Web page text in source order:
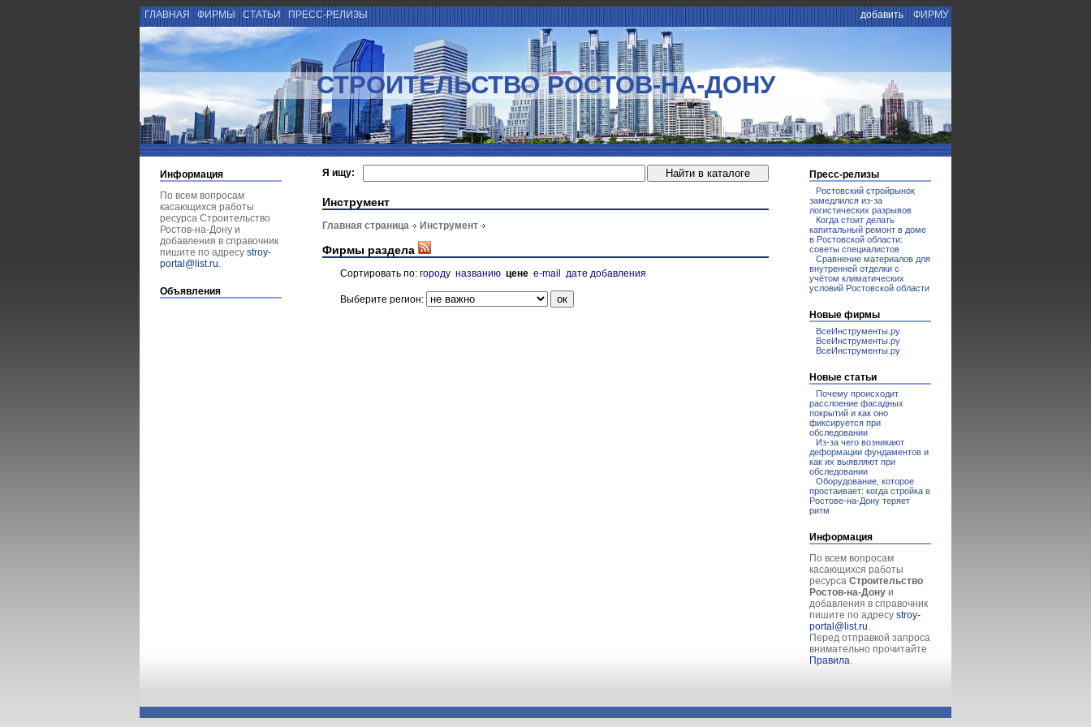
ГЛАВНАЯ ФИРМЫ СТАТЬИ ПРЕСС-РЕЛИЗЫ добавить ФИРМУ
СТРОИТЕЛЬСТВО РОСТОВ-НА-ДОНУ
Информация
По всем вопросам
касающихся работы
ресурса Строительство
Ростов-на-Дону и
добавления в справочник
пишите по адресу stroy-
portal@list.ru.
Объявления
Я ищу:
Инструмент
Главная страница Инструмент
Фирмы раздела
Сортировать по: городу названию цене e-mail дате добавления
Выберите регион:
Пресс-релизы
Ростовский стройрынок
замедлился из-за
логистических разрывов
Когда стоит делать
капитальный ремонт в доме
в Ростовской области:
советы специалистов
Сравнение материалов для
внутренней отделки с
учётом климатических
условий Ростовской области
Новые фирмы
ВсеИнструменты.ру
ВсеИнструменты.ру
ВсеИнструменты.ру
Новые статьи
Почему происходит
расслоение фасадных
покрытий и как оно
фиксируется при
обследовании
Из-за чего возникают
деформации фундаментов и
как их выявляют при
обследовании
Оборудование, которое
простаивает: когда стройка в
Ростове-на-Дону теряет
ритм
Информация
По всем вопросам
касающихся работы
ресурса Строительство
Ростов-на-Дону и
добавления в справочник
пишите по адресу stroy-
portal@list.ru.
Перед отправкой запроса
внимательно прочитайте
Правила.